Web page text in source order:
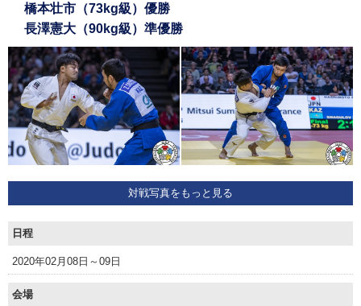
橋本壮市（73kg級）優勝
長澤憲大（90kg級）準優勝
対戦写真をもっと見る
日程
2020年02月08日～09日
会場